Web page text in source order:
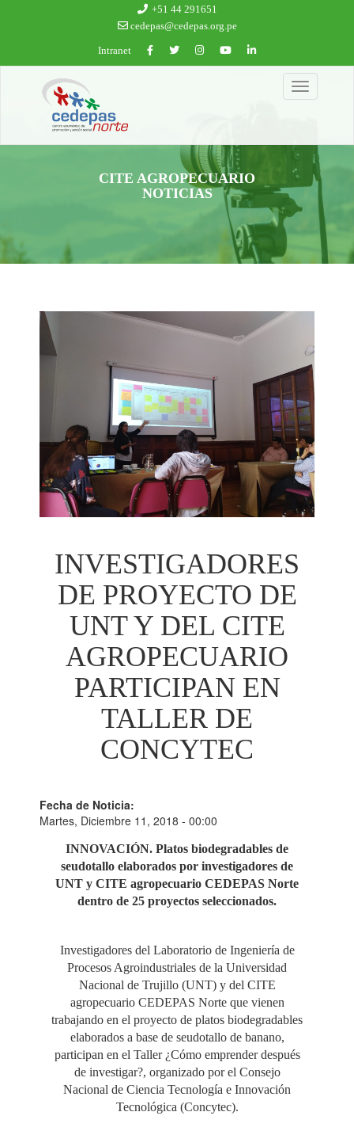
+51 44 291651
cedepas@cedepas.org.pe
Intranet
Toggle
navigation
CITE AGROPECUARIO
NOTICIAS
INVESTIGADORES
DE PROYECTO DE
UNT Y DEL CITE
AGROPECUARIO
PARTICIPAN EN
TALLER DE
CONCYTEC
Fecha de Noticia:
Martes, Diciembre 11, 2018 - 00:00
INNOVACIÓN. Platos biodegradables de
seudotallo elaborados por investigadores de
UNT y CITE agropecuario CEDEPAS Norte
dentro de 25 proyectos seleccionados.
Investigadores del Laboratorio de Ingeniería de
Procesos Agroindustriales de la Universidad
Nacional de Trujillo (UNT) y del CITE
agropecuario CEDEPAS Norte que vienen
trabajando en el proyecto de platos biodegradables
elaborados a base de seudotallo de banano,
participan en el Taller ¿Cómo emprender después
de investigar?, organizado por el Consejo
Nacional de Ciencia Tecnología e Innovación
Tecnológica (Concytec).